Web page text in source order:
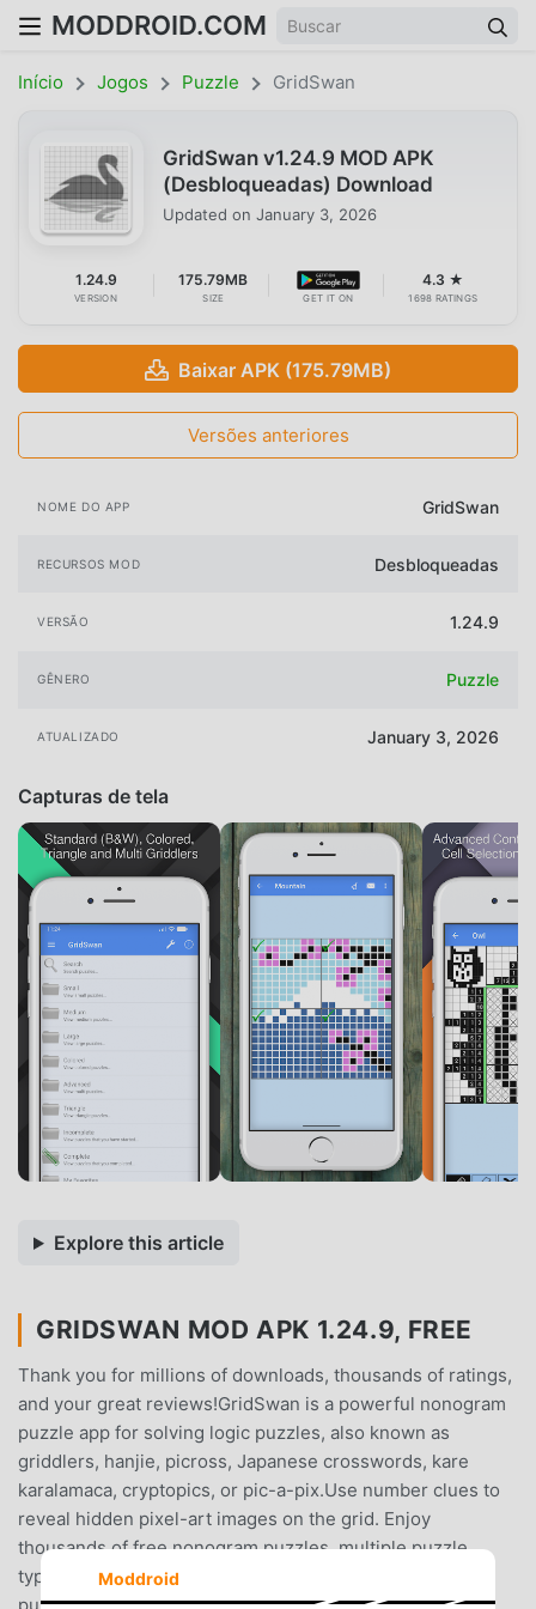
MODDROID.COM
Início Jogos Puzzle GridSwan
GridSwan v1.24.9 MOD APK
(Desbloqueadas) Download
Updated on January 3, 2026
1.24.9
VERSION
175.79MB
SIZE GET IT ON
4.3 ★
1698 RATINGS
Baixar APK (175.79MB)
Versões anteriores
NOME DO APP GridSwan
RECURSOS MOD Desbloqueadas
VERSÃO 1.24.9
GÊNERO Puzzle
ATUALIZADO January 3, 2026
Capturas de tela
Explore this article
GRIDSWAN MOD APK 1.24.9, FREE
Thank you for millions of downloads, thousands of ratings,
and your great reviews!GridSwan is a powerful nonogram
puzzle app for solving logic puzzles, also known as
griddlers, hanjie, picross, Japanese crosswords, kare
karalamaca, cryptopics, or pic-a-pix.Use number clues to
reveal hidden pixel-art images on the grid. Enjoy
thousands of free nonogram puzzles, multiple puzzle
types, smart solving tools, and regularly added new
Moddroid